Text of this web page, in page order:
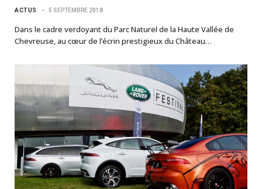
ACTUS 5 SEPTEMBRE 2018
Dans le cadre verdoyant du Parc Naturel de la Haute Vallée de
Chevreuse, au cœur de l’écrin prestigieux du Château…